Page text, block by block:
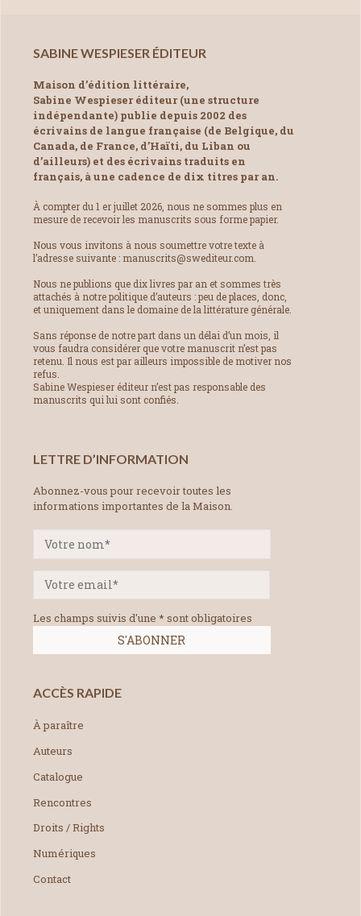
SABINE WESPIESER ÉDITEUR
Maison d’édition littéraire,
Sabine Wespieser éditeur (une structure
indépendante) publie depuis 2002 des
écrivains de langue française (de Belgique, du
Canada, de France, d’Haïti, du Liban ou
d’ailleurs) et des écrivains traduits en
français, à une cadence de dix titres par an.
À compter du 1 er juillet 2026, nous ne sommes plus en
mesure de recevoir les manuscrits sous forme papier.
Nous vous invitons à nous soumettre votre texte à
l’adresse suivante : manuscrits@swediteur.com.
Nous ne publions que dix livres par an et sommes très
attachés à notre politique d’auteurs : peu de places, donc,
et uniquement dans le domaine de la littérature générale.
Sans réponse de notre part dans un délai d’un mois, il
vous faudra considérer que votre manuscrit n’est pas
retenu. Il nous est par ailleurs impossible de motiver nos
refus.
Sabine Wespieser éditeur n’est pas responsable des
manuscrits qui lui sont confiés.
LETTRE D’INFORMATION
Abonnez-vous pour recevoir toutes les
informations importantes de la Maison.
Les champs suivis d'une * sont obligatoires
ACCÈS RAPIDE
À paraître
Auteurs
Catalogue
Rencontres
Droits / Rights
Numériques
Contact